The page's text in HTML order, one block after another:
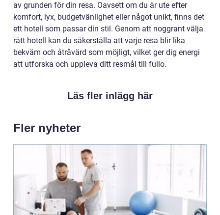
av grunden för din resa. Oavsett om du är ute efter
komfort, lyx, budgetvänlighet eller något unikt, finns det
ett hotell som passar din stil. Genom att noggrant välja
rätt hotell kan du säkerställa att varje resa blir lika
bekväm och åtråvärd som möjligt, vilket ger dig energi
att utforska och uppleva ditt resmål till fullo.
Läs fler inlägg här
Fler nyheter